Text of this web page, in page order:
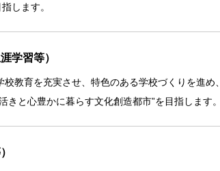
します。
学習等）
教育を充実させ、特色のある学校づくりを進
と心豊かに暮らす文化創造都市”を目指します。